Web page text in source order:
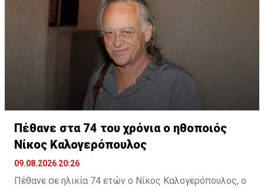
Πέθανε στα 74 του χρόνια ο ηθοποιός
Νίκος Καλογερόπουλος
09.08.2026 20:26
Πέθανε σε ηλικία 74 ετών ο Νίκος Καλογερόπουλος, ο